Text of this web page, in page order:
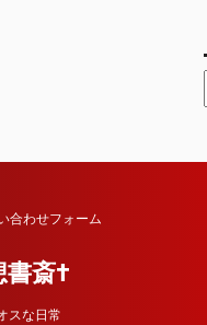
合わせフォーム
書斎†
スな日常